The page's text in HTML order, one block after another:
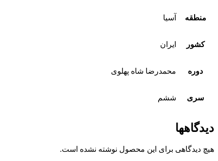
منطقه آسیا
کشور ایران
دوره محمدرضا شاه پهلوی
سری ششم
دیدگاهها
هیچ دیدگاهی برای این محصول نوشته نشده است.